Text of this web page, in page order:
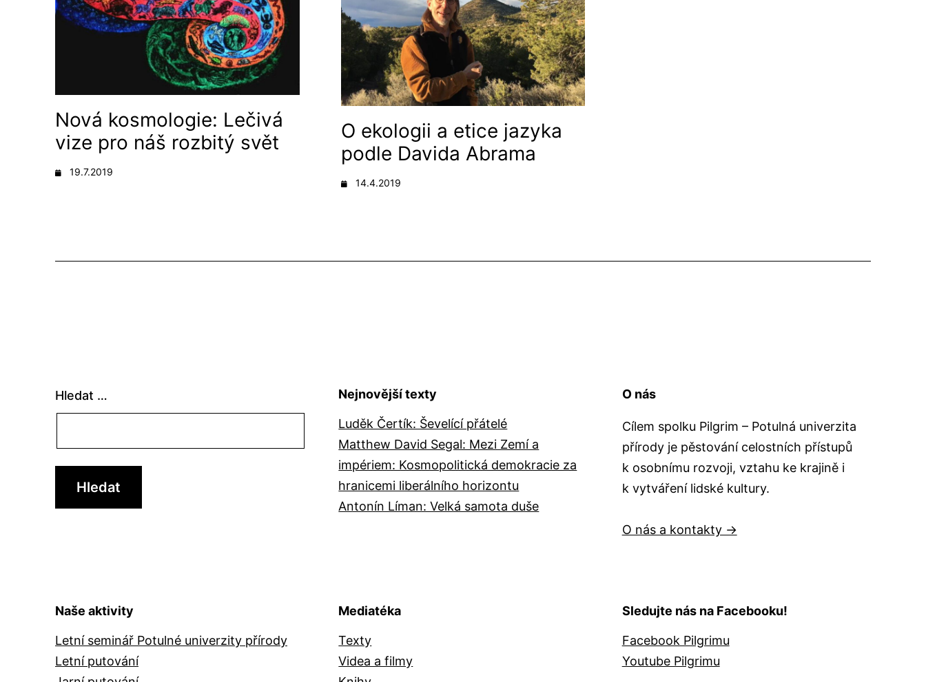
Nová kosmologie: Lečivá
vize pro náš rozbitý svět
19.7.2019
O ekologii a etice jazyka
podle Davida Abrama
14.4.2019
Hledat … Nejnovější texty
Luděk Čertík: Ševelící přátelé
Matthew David Segal: Mezi Zemí a
impériem: Kosmopolitická demokracie za
hranicemi liberálního horizontu
Antonín Líman: Velká samota duše
O nás
Cílem spolku Pilgrim – Potulná univerzita
přírody je pěstování celostních přístupů
k osobnímu rozvoji, vztahu ke krajině i
k vytváření lidské kultury.
O nás a kontakty →
Naše aktivity
Letní seminář Potulné univerzity přírody
Letní putování
Mediatéka
Texty
Videa a filmy
Sledujte nás na Facebooku!
Facebook Pilgrimu
Youtube Pilgrimu